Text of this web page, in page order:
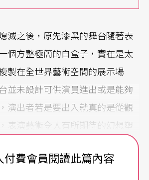
滅之後，原先漆黑的舞台隨著表
個方整極簡的白盒子，實在是太
製在全世界藝術空間的展示場
並未設計可供演員進出或是能夠
演出者若是要出入就真的是從觀
表演藝術令人有所期待的幻想塑
》的初始，就
作與西方藝術史的必然關聯。
付費會員閱讀此篇內容